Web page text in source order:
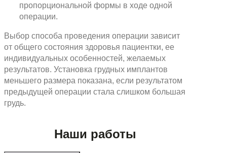
пропорциональной формы в ходе одной
операции.
Выбор способа проведения операции зависит
от общего состояния здоровья пациентки, ее
индивидуальных особенностей, желаемых
результатов. Установка грудных имплантов
меньшего размера показана, если результатом
предыдущей операции стала слишком большая
грудь.
Наши работы